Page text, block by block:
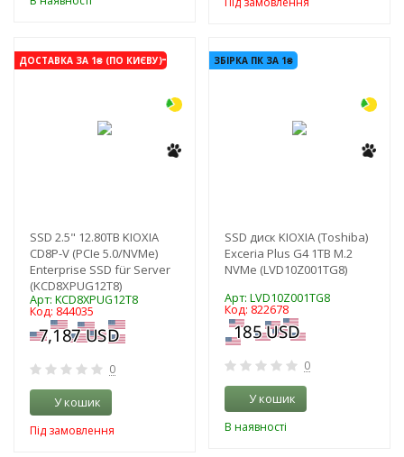
ДОСТАВКА ЗА 1₴ (ПО КИЄВУ)-3%
SSD 2.5" 12.80TB KIOXIA
CD8P-V (PCIe 5.0/NVMe)
Enterprise SSD für Server
(KCD8XPUG12T8)
Арт: KCD8XPUG12T8
Код: 844035
0
У кошик
Під замовлення
ЗБІРКА ПК ЗА 1₴
SSD диск KIOXIA (Toshiba)
Exceria Plus G4 1TB M.2
NVMe (LVD10Z001TG8)
Арт: LVD10Z001TG8
Код: 822678
0
У кошик
В наявності